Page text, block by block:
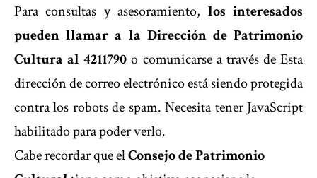
Para consultas y asesoramiento, los interesados
pueden llamar a la Dirección de Patrimonio
Cultura al 4211790 o comunicarse a través de Esta
dirección de correo electrónico está siendo protegida
contra los robots de spam. Necesita tener JavaScript
habilitado para poder verlo.
Cabe recordar que elConsejo de Patrimonio